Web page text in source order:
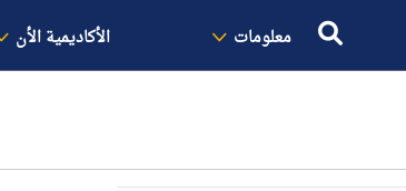
معلومات الأكاديمية الأنالأخبار معنا